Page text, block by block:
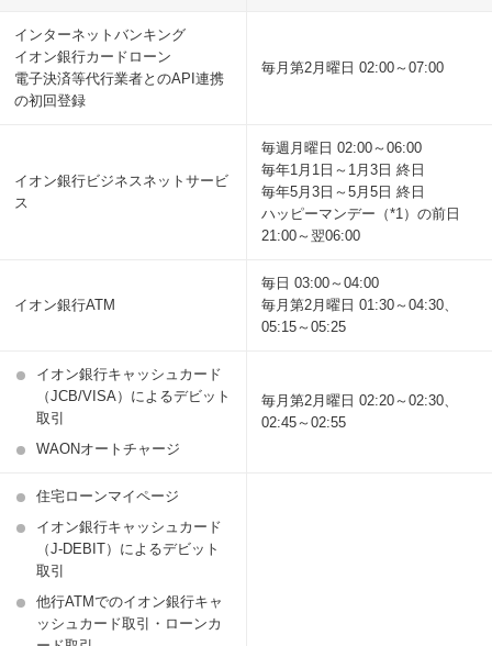
インターネットバンキング
イオン銀行カードローン
電子決済等代行業者とのAPI連携
の初回登録
毎月第2月曜日 02:00～07:00
イオン銀行ビジネスネットサービ
ス
毎週月曜日 02:00～06:00
毎年1月1日～1月3日 終日
毎年5月3日～5月5日 終日
ハッピーマンデー（*1）の前日
21:00～翌06:00
イオン銀行ATM
毎日 03:00～04:00
毎月第2月曜日 01:30～04:30、
05:15～05:25
イオン銀行キャッシュカード
（JCB/VISA）によるデビット
取引
WAONオートチャージ
毎月第2月曜日 02:20～02:30、
02:45～02:55
住宅ローンマイページ
イオン銀行キャッシュカード
（J-DEBIT）によるデビット
取引
他行ATMでのイオン銀行キャ
ッシュカード取引・ローンカ